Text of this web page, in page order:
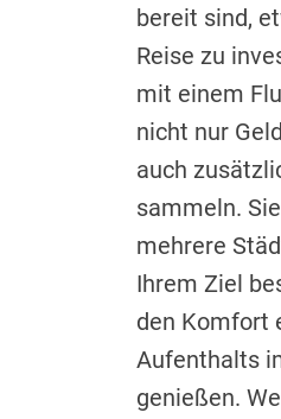
bereit sind,
Reise zu
mit einem
nicht nur
auch
sammeln.
mehrere
Ihrem Ziel
den Komfort
Aufenthalts
genießen.